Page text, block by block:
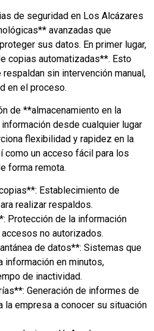
de seguridad en Los Alcázares
avanzadas que
sus datos. En primer lugar,
copias automatizadas**. Esto
sin intervención manual,
en el proceso.
de **almacenamiento en la
desde cualquier lugar
flexibilidad y rapidez en la
como un acceso fácil para los
forma remota.
Establecimiento de
realizar respaldos.
Protección de la información
no autorizados.
de datos**: Sistemas que
información en minutos,
de inactividad.
Generación de informes de
la empresa a conocer su situación